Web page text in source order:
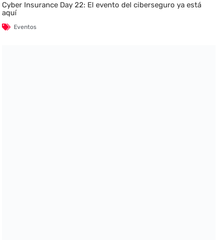
Cyber Insurance Day 22: El evento del ciberseguro ya está
aquí
Eventos